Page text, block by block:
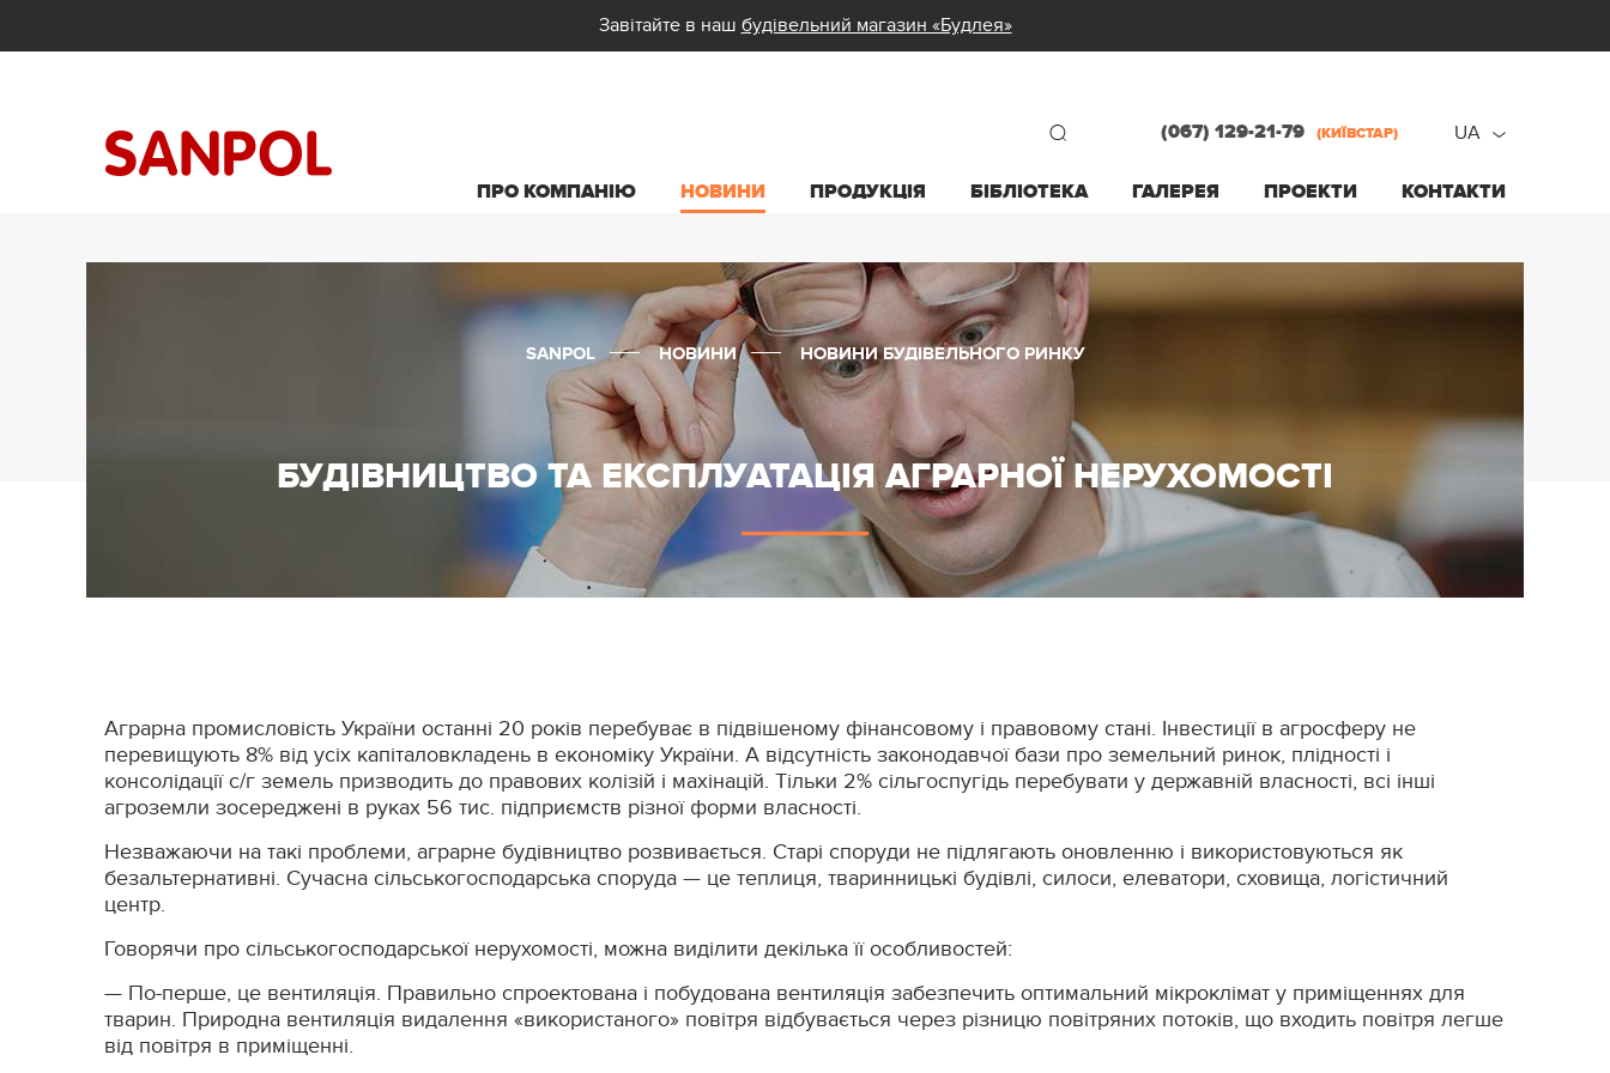
Завітайте в наш будівельний магазин «Будлея»
ПРО КОМПАНІЮ НОВИНИ ПРОДУКЦІЯ БІБЛІОТЕКА ГАЛЕРЕЯ ПРОЕКТИ КОНТАКТИ
(067) 129-21-79 (КИЇВСТАР)
UA
ua
БУДІВНИЦТВО ТА ЕКСПЛУАТАЦІЯ АГРАРНОЇ НЕРУХОМОСТІ
SANPOL НОВИНИ НОВИНИ БУДІВЕЛЬНОГО РИНКУ
Аграрна промисловість України останні 20 років перебуває в підвішеному фінансовому і правовому стані. Інвестиції в агросферу не
перевищують 8% від усіх капіталовкладень в економіку України. А відсутність законодавчої бази про земельний ринок, плідності і
консолідації с/г земель призводить до правових колізій і махінацій. Тільки 2% сільгоспугідь перебувати у державній власності, всі інші
агроземли зосереджені в руках 56 тис. підприємств різної форми власності.
Незважаючи на такі проблеми, аграрне будівництво розвивається. Старі споруди не підлягають оновленню і використовуються як
безальтернативні. Сучасна сільськогосподарська споруда — це теплиця, тваринницькі будівлі, силоси, елеватори, сховища, логістичний
центр.
Говорячи про сільськогосподарської нерухомості, можна виділити декілька її особливостей:
— По-перше, це вентиляція. Правильно спроектована і побудована вентиляція забезпечить оптимальний мікроклімат у приміщеннях для
тварин. Природна вентиляція видалення «використаного» повітря відбувається через різницю повітряних потоків, що входить повітря легше
від повітря в приміщенні.